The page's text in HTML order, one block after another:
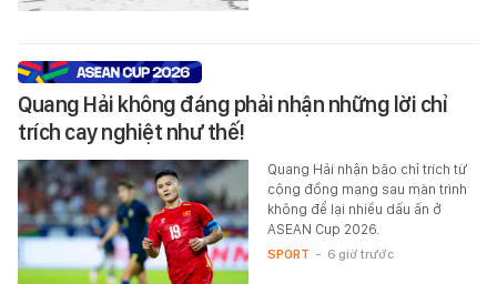
Quang Hải không đáng phải nhận những lời chỉ
trích cay nghiệt như thế!
Quang Hải nhận bão chỉ trích từ
cộng đồng mạng sau màn trình
không để lại nhiều dấu ấn ở
ASEAN Cup 2026.
SPORT - 6 giờ trước